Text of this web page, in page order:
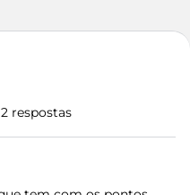
2 respostas